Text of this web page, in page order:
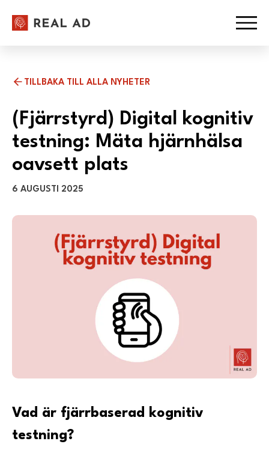
Hoppa till innehåll
TILLBAKA TILL ALLA NYHETER
(Fjärrstyrd) Digital kognitiv
testning: Mäta hjärnhälsa
oavsett plats
6 AUGUSTI 2025
Vad är fjärrbaserad kognitiv
testning?